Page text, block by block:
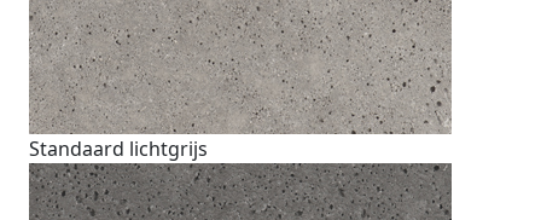
Standaard lichtgrijs